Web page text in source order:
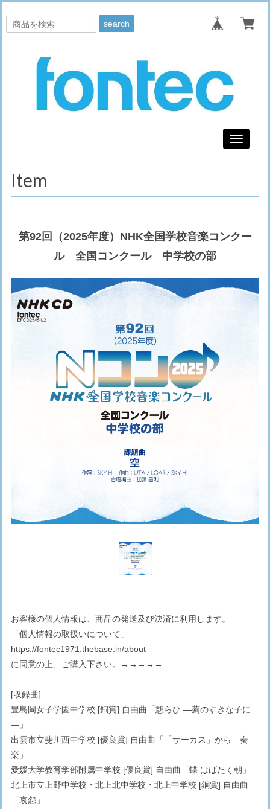
search
Toggle
Item
第92回（2025年度）NHK全国学校音楽コンクー
ル 全国コンクール 中学校の部
お客様の個人情報は、商品の発送及び決済に利用します。
「個人情報の取扱いについて」
https://fontec1971.thebase.in/about
に同意の上、ご購入下さい。→→→→→
[収録曲]
豊島岡女子学園中学校 [銅賞] 自由曲「憩らひ ―薊のすきな子に
―」
出雲市立斐川西中学校 [優良賞] 自由曲「「サーカス」から 奏
楽」
愛媛大学教育学部附属中学校 [優良賞] 自由曲「蝶 はばたく朝」
北上市立上野中学校・北上北中学校・北上中学校 [銅賞] 自由曲
「哀怨」